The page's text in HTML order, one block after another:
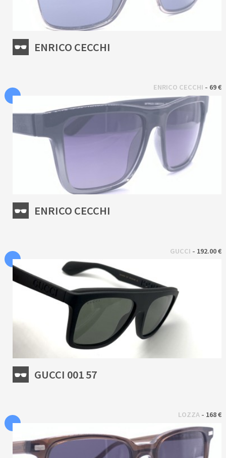
ENRICO CECCHI
ENRICO CECCHI - 69 €
ENRICO CECCHI
GUCCI - 192.00 €
GUCCI 001 57
LOZZA - 168 €